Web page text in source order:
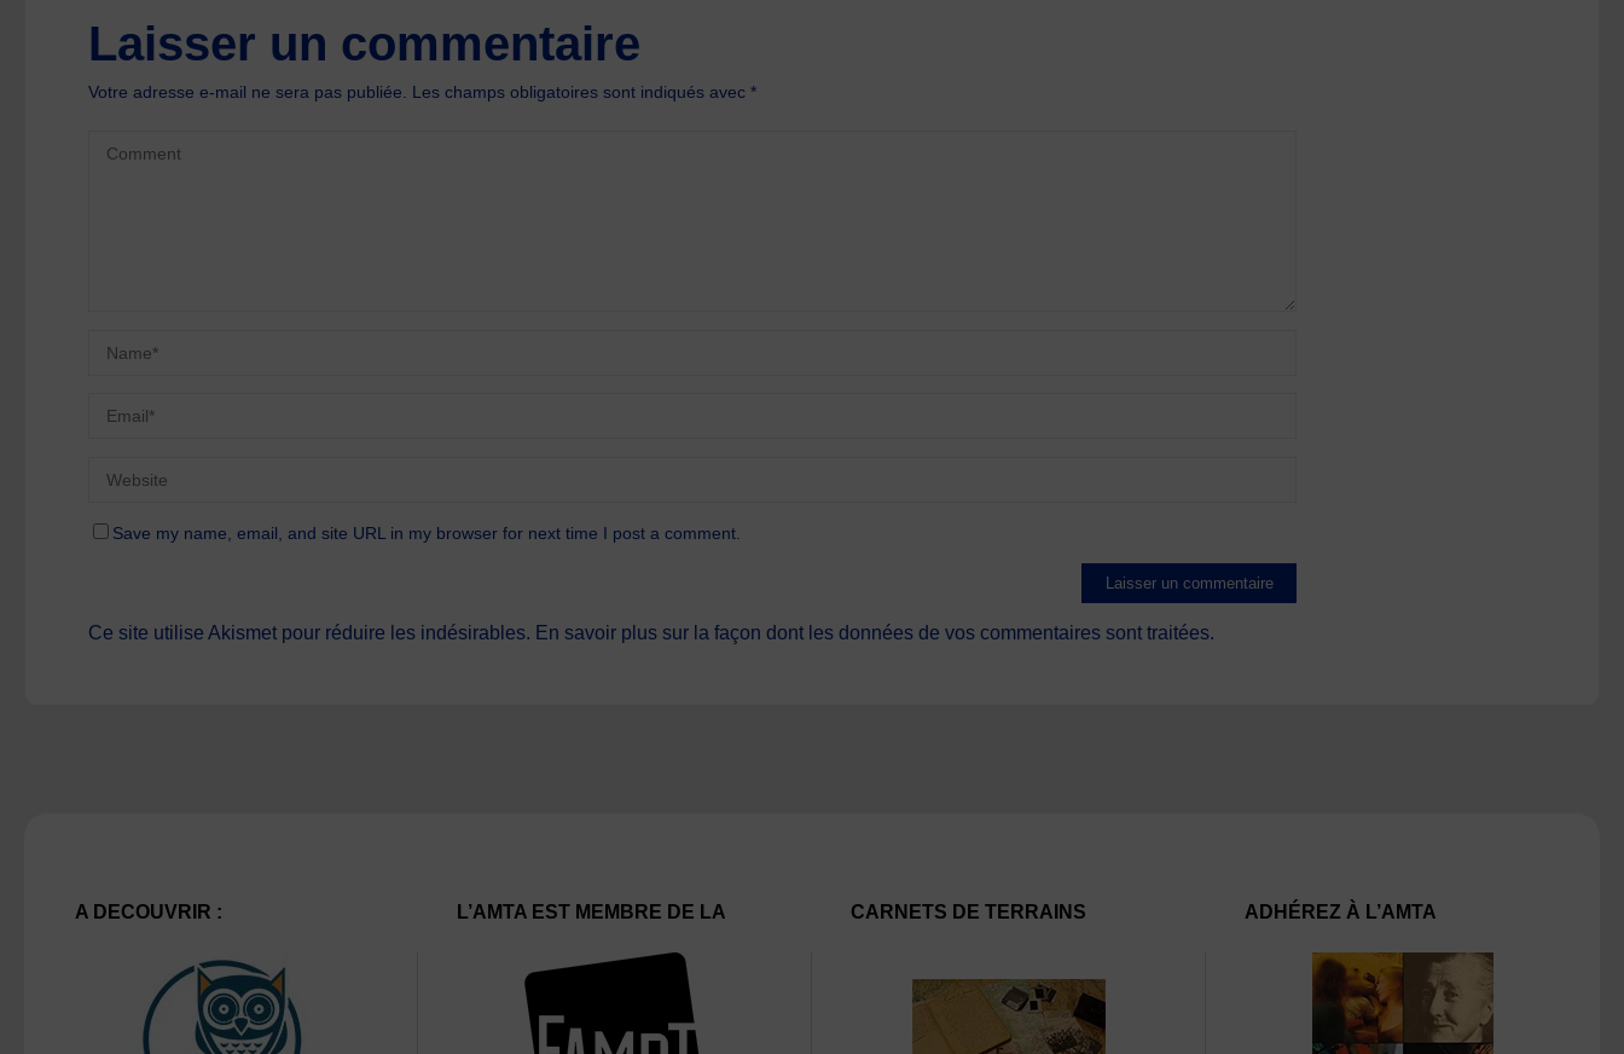
Laisser un commentaire
Votre adresse e-mail ne sera pas publiée. Les champs obligatoires sont indiqués avec*
Save my name, email, and site URL in my browser for next time I post a comment.
Ce site utilise Akismet pour réduire les indésirables. En savoir plus sur la façon dont les données de vos commentaires sont traitées.
A DECOUVRIR : L’AMTA EST MEMBRE DE LA CARNETS DE TERRAINS ADHÉREZ À L’AMTA